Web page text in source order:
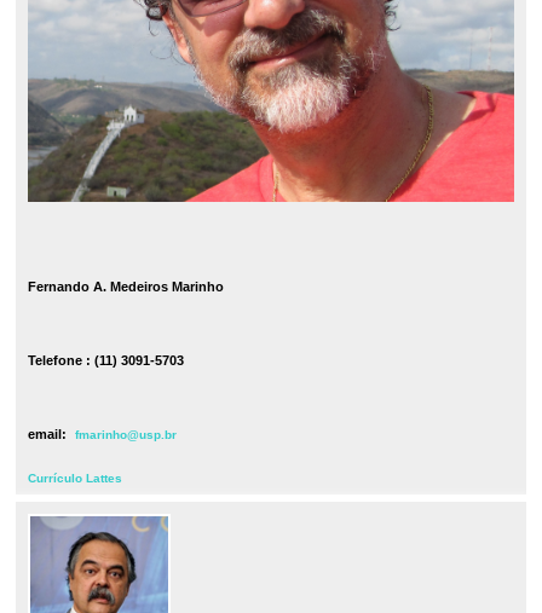
Fernando A. Medeiros Marinho
Telefone : (11) 3091-5703
email: fmarinho@usp.br
Currículo Lattes